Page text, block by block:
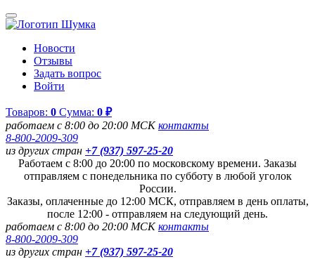
Новости
Отзывы
Задать вопрос
Войти
Товаров: 0 Сумма: 0 ₽
работаем с 8:00 до 20:00 МСКконтакты
8-800-2009-309
из других стран +7 (937) 597-25-20
Работаем с 8:00 до 20:00 по московскому времени. Заказы
отправляем с понедельника по субботу в любой уголок
России.
Заказы, оплаченные до 12:00 МСК, отправляем в день оплаты,
после 12:00 - отправляем на следующий день.
работаем с 8:00 до 20:00 МСКконтакты
8-800-2009-309
из других стран +7 (937) 597-25-20